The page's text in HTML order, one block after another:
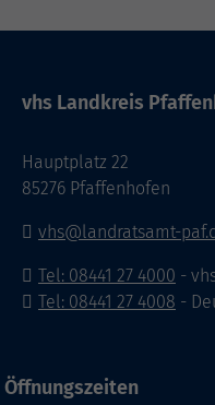
vhs Landkreis
Hauptplatz 22
85276 Pfaffenhofen
vhs@landratsamt-
Tel: 08441 27 4000 -
Tel: 08441 27 4008 -
Öffnungszeiten